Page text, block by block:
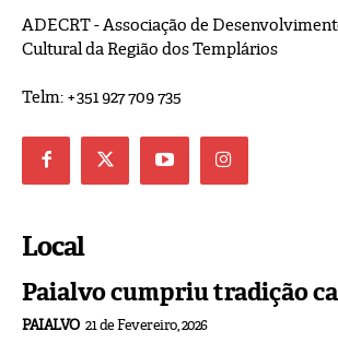
ADECRT - Associação de
Cultural da Região dos Templários
Telm: +351 927 709 735
Local
Paialvo cumpriu tradição
PAIALVO 21 de Fevereiro, 2026